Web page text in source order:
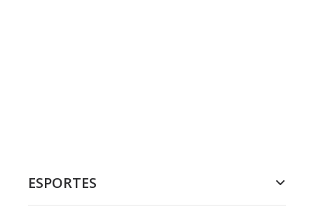
ESPORTES